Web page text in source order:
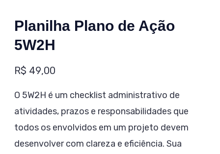
Planilha Plano de Ação
5W2H
R$ 49,00
O 5W2H é um checklist administrativo de
atividades, prazos e responsabilidades que
todos os envolvidos em um projeto devem
desenvolver com clareza e eficiência. Sua